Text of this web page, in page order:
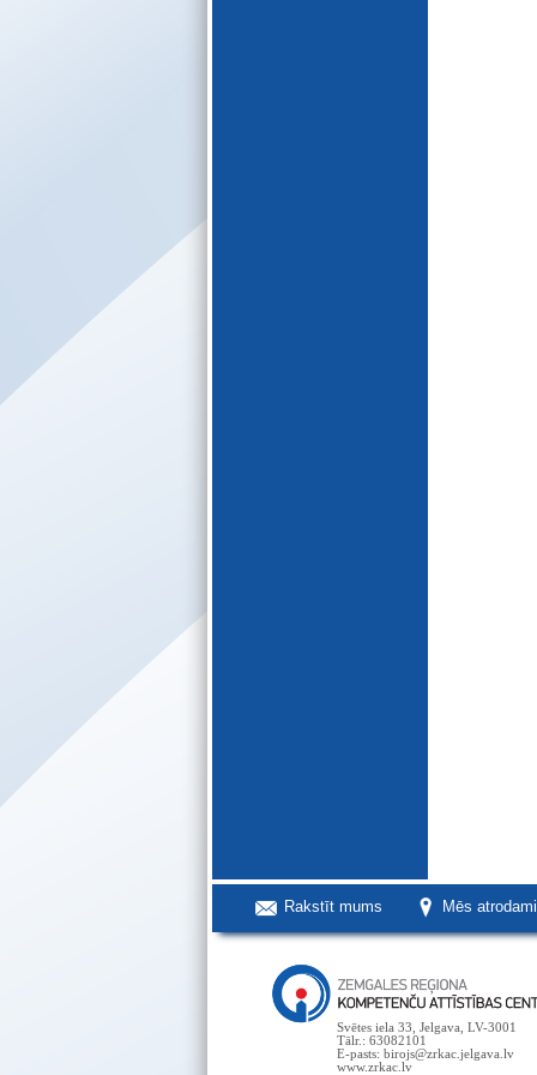
Rakstīt mums Mēs
Svētes iela 33, Jelgava, LV-3001
Tālr.: 63082101
E-pasts: birojs@zrkac.jelgava.lv
www.zrkac.lv